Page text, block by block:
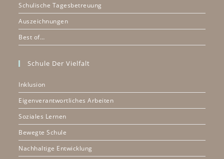
Schulische Tagesbetreuung
Auszeichnungen
Best of…
Schule Der Vielfalt
Inklusion
Eigenverantwortliches Arbeiten
Soziales Lernen
Bewegte Schule
Nachhaltige Entwicklung